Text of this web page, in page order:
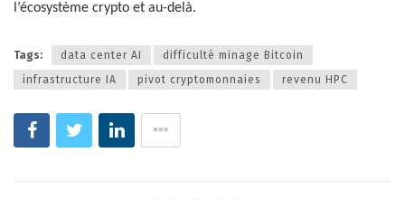
l’écosystème crypto et au-delà.
Tags: data center AI
difficulté minage Bitcoin
infrastructure IA
pivot cryptomonnaies revenu HPC